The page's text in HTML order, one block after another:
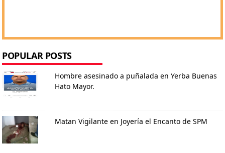
POPULAR POSTS
Hombre asesinado a puñalada en Yerba Buenas
Hato Mayor.
Matan Vigilante en Joyería el Encanto de SPM